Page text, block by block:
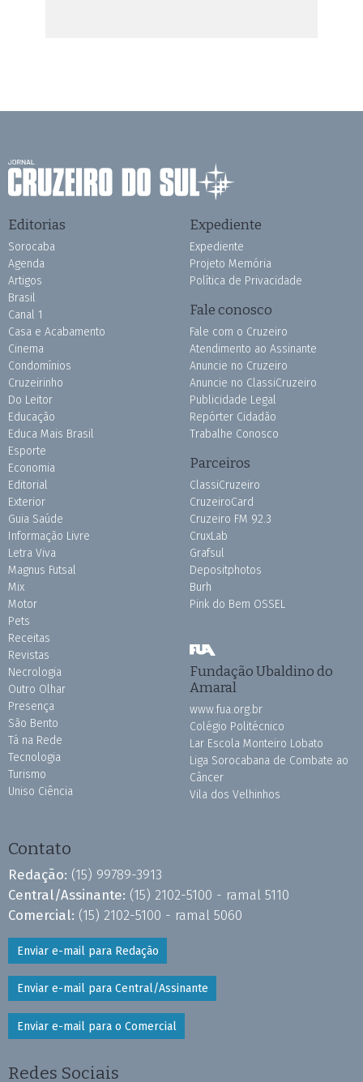
Editorias
Sorocaba
Agenda
Artigos
Brasil
Canal 1
Casa e Acabamento
Cinema
Condomínios
Cruzeirinho
Do Leitor
Educação
Educa Mais Brasil
Esporte
Economia
Editorial
Exterior
Guia Saúde
Informação Livre
Letra Viva
Magnus Futsal
Mix
Motor
Pets
Receitas
Revistas
Necrologia
Outro Olhar
Presença
São Bento
Tá na Rede
Tecnologia
Turismo
Uniso Ciência
Expediente
Expediente
Projeto Memória
Política de Privacidade
Fale conosco
Fale com o Cruzeiro
Atendimento ao Assinante
Anuncie no Cruzeiro
Anuncie no ClassiCruzeiro
Publicidade Legal
Repórter Cidadão
Trabalhe Conosco
Parceiros
ClassiCruzeiro
CruzeiroCard
Cruzeiro FM 92.3
CruxLab
Grafsul
Depositphotos
Burh
Pink do Bem OSSEL
Fundação Ubaldino do
Amaral
www.fua.org.br
Colégio Politécnico
Lar Escola Monteiro Lobato
Liga Sorocabana de Combate ao
Câncer
Vila dos Velhinhos
Contato
Redação: (15) 99789-3913
Central/Assinante: (15) 2102-5100 - ramal 5110
Comercial: (15) 2102-5100 - ramal 5060
Enviar e-mail para Redação
Enviar e-mail para Central/Assinante
Enviar e-mail para o Comercial
Redes Sociais